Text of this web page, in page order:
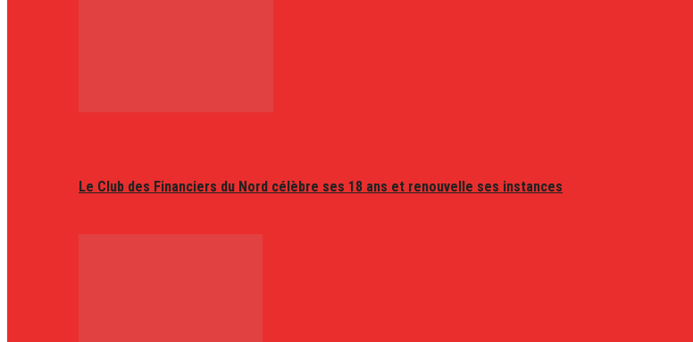
Le Club des Financiers du Nord célèbre ses 18 ans et renouvelle ses instances